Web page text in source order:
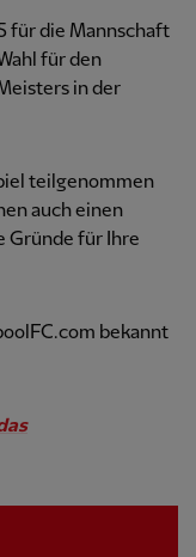
für die Mannschaft
für den
in der
teilgenommen
auch einen
Gründe für Ihre
bekannt